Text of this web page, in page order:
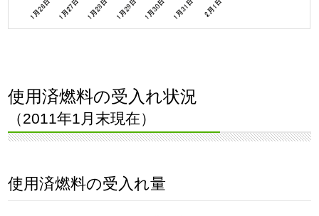
使用済燃料の受入れ状況
（2011年1月末現在）
使用済燃料の受入れ量